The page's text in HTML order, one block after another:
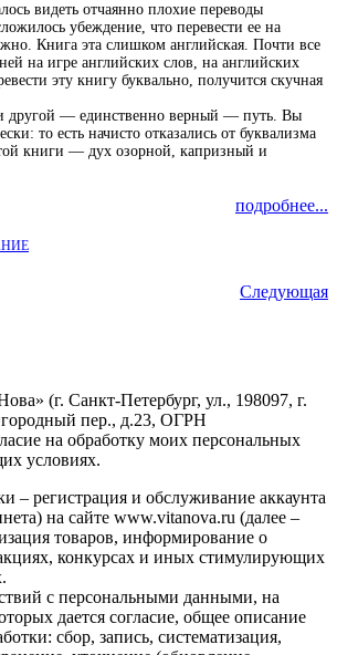
видеть отчаянно плохие переводы
убеждение, что перевести ее на
Книга эта слишком английская. Почти все
на игре английских слов, на английских
эту книгу буквально, получится скучная
другой — единственно верный — путь. Вы
то есть начисто отказались от буквализма
книги — дух озорной, капризный и
подробнее...
Следующая
(г. Санкт-Петербург, ул., 198097, г.
пер., д.23, ОГРН
на обработку моих персональных
условиях.
– регистрация и обслуживание аккаунта
на сайте www.vitanova.ru (далее –
товаров, информирование о
конкурсах и иных стимулирующих
с персональными данными, на
дается согласие, общее описание
сбор, запись, систематизация,